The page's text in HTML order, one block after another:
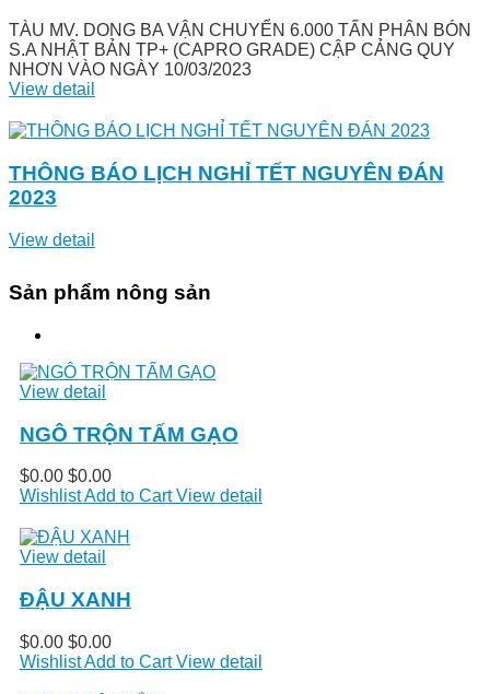
TÀU MV. DONG BA VẬN CHUYỂN 6.000 TẤN PHÂN BÓN
S.A NHẬT BẢN TP+ (CAPRO GRADE) CẬP CẢNG QUY
NHƠN VÀO NGÀY 10/03/2023
View detail
THÔNG BÁO LỊCH NGHỈ TẾT NGUYÊN ĐÁN
2023
View detail
Sản phẩm nông sản
View detail
NGÔ TRỘN TẤM GẠO
$0.00 $0.00
WishlistAdd to CartView detail
View detail
ĐẬU XANH
$0.00 $0.00
WishlistAdd to CartView detail